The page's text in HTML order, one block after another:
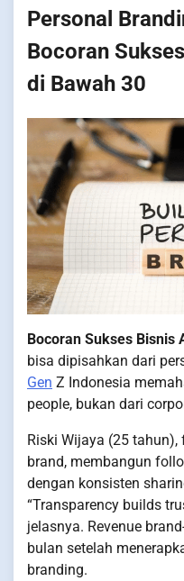
Personal
Bocoran
di Bawah 30
Bocoran Sukses Bisnis
bisa dipisahkan dari
Gen Z Indonesia
people, bukan dari
Riski Wijaya (25
brand, membangun
dengan konsisten
“Transparency builds
jelasnya. Revenue
bulan setelah
branding.